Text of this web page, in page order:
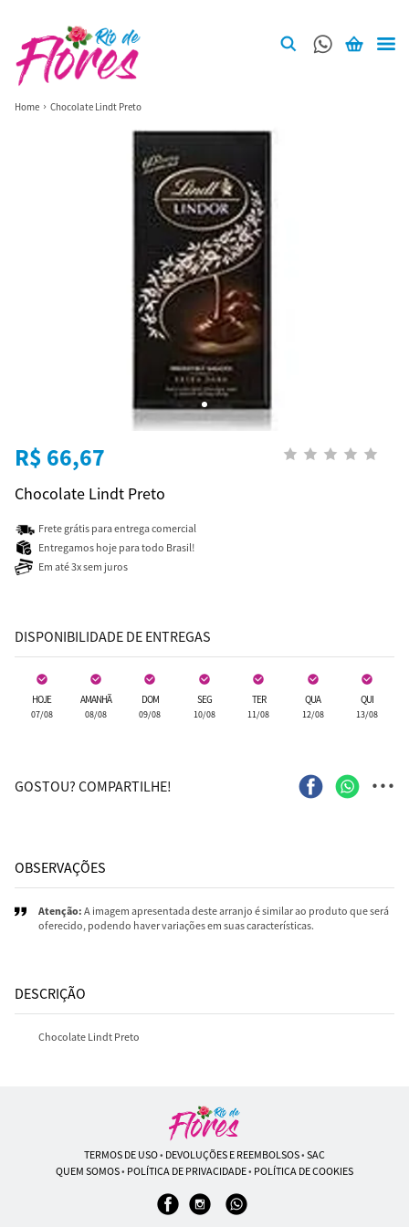
Home Chocolate Lindt Preto
R$ 66,67
Chocolate Lindt Preto
Frete grátis para entrega comercial
Entregamos hoje para todo Brasil!
Em até 3x sem juros
DISPONIBILIDADE DE ENTREGAS
HOJE
07/08
AMANHÃ
08/08
DOM
09/08
SEG
10/08
TER
11/08
QUA
12/08
QUI
13/08
GOSTOU? COMPARTILHE! ...
OBSERVAÇÕES
Atenção: A imagem apresentada deste arranjo é similar ao produto que será
oferecido, podendo haver variações em suas características.
DESCRIÇÃO
Chocolate Lindt Preto
TERMOS DE USO• DEVOLUÇÕES E REEMBOLSOS• SAC
QUEM SOMOS• POLÍTICA DE PRIVACIDADE• POLÍTICA DE COOKIES